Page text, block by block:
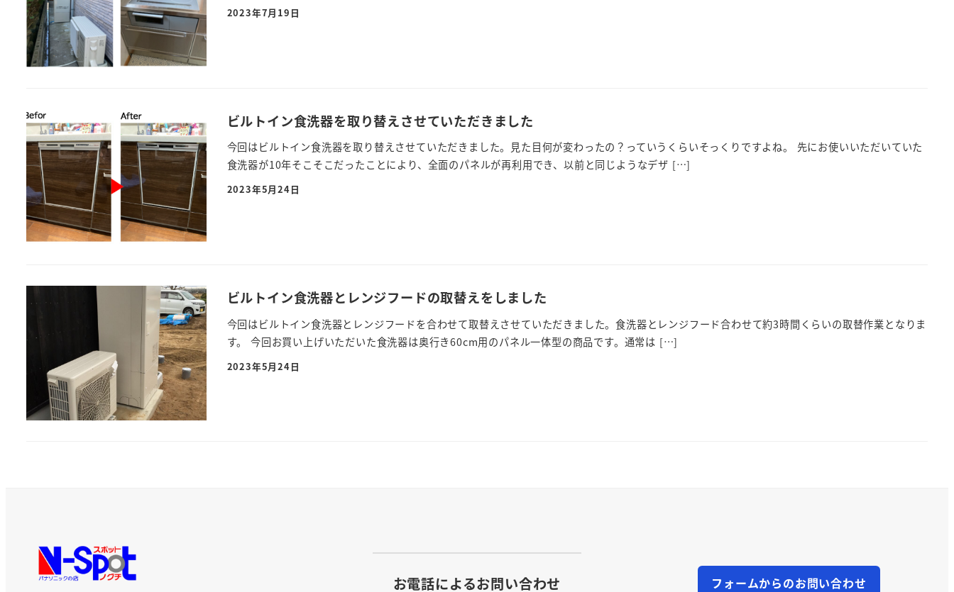
2023年7月19日
ビルトイン食洗器を取り替えさせていただきました
今回はビルトイン食洗器を取り替えさせていただきました。見た目何が変わったの？っていうくらいそっくりですよね。 先にお使いいただいていた
食洗器が10年そこそこだったことにより、全面のパネルが再利用でき、以前と同じようなデザ […]
2023年5月24日
ビルトイン食洗器とレンジフードの取替えをしました
今回はビルトイン食洗器とレンジフードを合わせて取替えさせていただきました。食洗器とレンジフード合わせて約3時間くらいの取替作業となりま
す。 今回お買い上げいただいた食洗器は奥行き60cm用のパネル一体型の商品です。通常は […]
2023年5月24日
お電話によるお問い合わせ フォームからのお問い合わせ